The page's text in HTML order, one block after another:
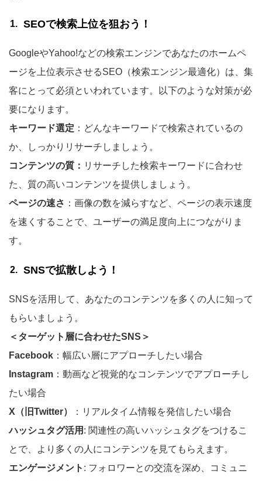
SEOで検索上位を狙おう！
GoogleやYahoo!などの検索エンジンであなたのホームペ
ージを上位表示させるSEO（検索エンジン最適化）は、集
客にとって必須といわれています。以下のような対策が必
要になります。
キーワード選定 ：どんなキーワードで検索されているの
か、しっかりリサーチしましょう。
コンテンツの質： リサーチした検索キーワードに合わせ
た、質の高いコンテンツを提供しましょう。
ページの速さ ：画像の数を減らすなど、ページの表示速度
を速くすることで、ユーザーの満足度向上につながりま
す。
SNSで拡散しよう！
SNSを活用して、あなたのコンテンツを多くの人に知って
もらいましょう。
＜ターゲット層に合わせたSNS＞
Facebook ：幅広い層にアプローチしたい場合
Instagram ：動画など視覚的なコンテンツでアプローチし
たい場合
X（旧Twitter）
：リアルタイム情報を発信したい場合
ハッシュタグ活用 : 関連性の高いハッシュタグをつけるこ
とで、より多くの人にコンテンツを見てもらえます。
エンゲージメント : フォロワーとの交流を深め、コミュニ